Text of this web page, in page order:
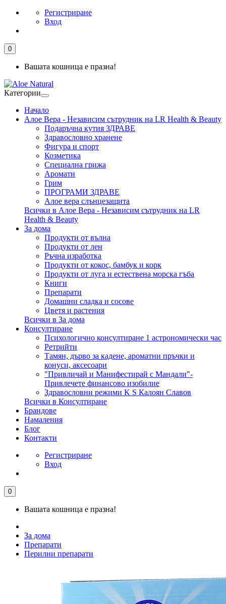
Регистриране
Вход
0
Вашата кошница е празна!
Категории
Начало
Алое Вера - Независим сътрудник на LR Health & Beauty
Подаръчна кутия ЗДРАВЕ
Здравословно хранене
Фигура и спорт
Козметика
Специална грижа
Аромати
Грим
ПРОГРАМИ ЗДРАВЕ
Алое вера слънцезащита
Всички в Алое Вера - Независим сътрудник на LR
Health & Beauty
За дома
Продукти от вълна
Продукти от лен
Ръчна изработка
Продукти от кокос, бамбук и корк
Продукти от луга и естествена морска гъба
Книги
Препарати
Домашни сладка и сосове
Цветя и растения
Всички в За дома
Консултиране
Психологично консултиране 1 астрономически час
Ретрийти
Тамян, дърво за кадене, ароматни пръчки и
конуси, аксесоари
"Привличай и Манифестирай с Мандали"-
Привлечете финансово изобилие
Здравословни режими K S Калоян Славов
Всички в Консултиране
Брандове
Намаления
Блог
Контакти
Регистриране
Вход
0
Вашата кошница е празна!
За дома
Препарати
Перилни препарати